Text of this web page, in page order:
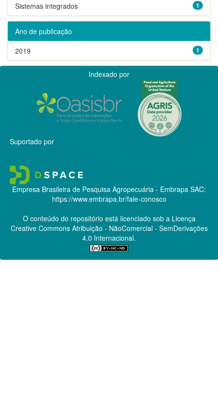
1
Sistemas integrados
Ano de publicação
1
2019
Indexado por
Suportado por
Empresa Brasileira de Pesquisa Agropecuária - Embrapa SAC:
https://www.embrapa.br/fale-conosco
O conteúdo do repositório está licenciado sob a Licença
Creative CommonsAtribuição - NãoComercial - SemDerivações
4.0 Internacional.